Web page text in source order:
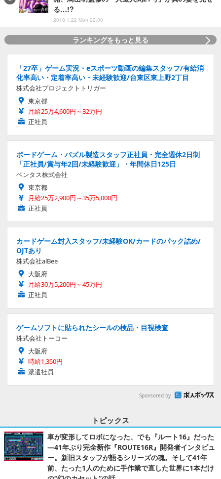
る…!?
2018.1.22 Mon 22:00
ランキングをもっと見る
「27卒」ゲーム実況・eスポーツ動画の編集スタッフ/有給消
化率高い・定着率高い・未経験歓迎/台東区東上野2丁目
株式会社プロジェクトトリガー
東京都
月給25万4,600円～32万円
正社員
ボードゲーム・パズル製造スタッフ正社員・完全週休2日制
「正社員/賞与年2回/未経験歓迎」・年間休日125日
ベンタス株式会社
東京都
月給25万2,900円～35万5,000円
正社員
カードゲーム封入スタッフ/未経験OK/カードのパック詰め/
OJTあり
株式会社alBee
大阪府
月給30万5,200円～45万円
正社員
ゲームソフトに貼られたシールの検品・目視検査
株式会社トーコー
大阪府
時給1,350円
派遣社員
Sponsored by
トピックス
車が変形してロボになった、でも『ルート16』だった
―41年ぶり完全新作『ROUTE16R』開発者インタビュ
ー。新旧スタッフが語るシリーズの魂。そして41年
前、たった1人のために手作業で直した世界に1本だけ